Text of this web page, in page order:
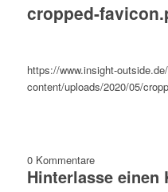
cropped-
https://www.insight-
content/uploads/2020/05/
0 Kommentare
Hinterlasse einen